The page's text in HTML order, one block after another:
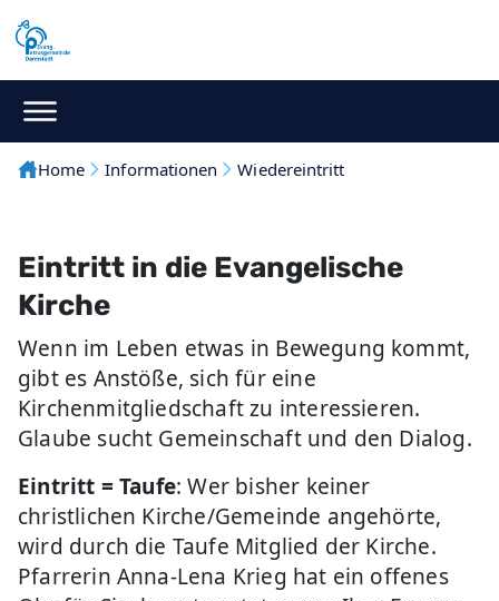
Home Informationen Wiedereintritt
Eintritt in die Evangelische
Kirche
Wenn im Leben etwas in Bewegung kommt,
gibt es Anstöße, sich für eine
Kirchenmitgliedschaft zu interessieren.
Glaube sucht Gemeinschaft und den Dialog.
Eintritt = Taufe: Wer bisher keiner
christlichen Kirche/Gemeinde angehörte,
wird durch die Taufe Mitglied der Kirche.
Pfarrerin Anna-Lena Krieg hat ein offenes